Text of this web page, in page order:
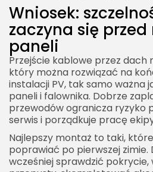
Wniosek:
zaczyna się
paneli
Przejście kablowe przez dach
który można rozwiązać na
instalacji PV, tak samo ważna
paneli i falownika. Dobrze
przewodów ogranicza ryzyko
serwis i porządkuje pracę
Najlepszy montaż to taki,
poprawiać po pierwszej
wcześniej sprawdzić